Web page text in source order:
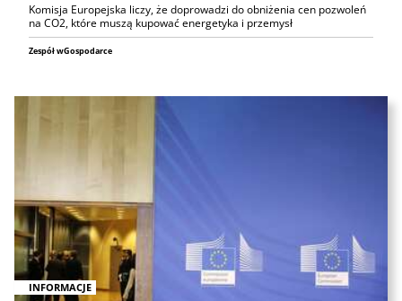
Komisja Europejska liczy, że doprowadzi do obniżenia cen pozwoleń
na CO2, które muszą kupować energetyka i przemysł
Zespół wGospodarce
INFORMACJE